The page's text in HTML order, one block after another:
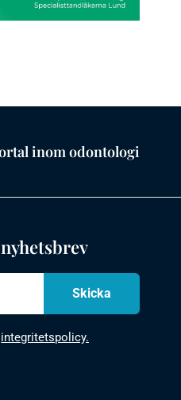
inom odontologi
integritetspolicy.